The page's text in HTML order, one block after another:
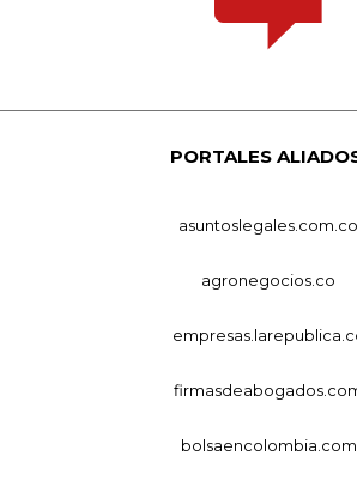
PORTALES
asuntoslegales.com.co
agronegocios.co
bolsaencolombia.com